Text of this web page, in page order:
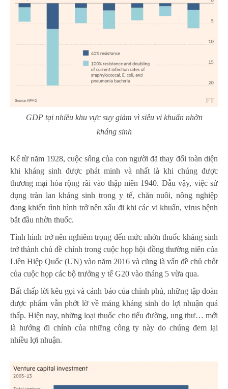
GDP tại nhiều khu vực suy giảm vì siêu vi khuẩn nhờn
kháng sinh
Kể từ năm 1928, cuộc sống của con người đã thay đổi toàn diện
khi kháng sinh được phát minh và nhất là khi chúng được
thương mại hóa rộng rãi vào thập niên 1940. Dẫu vậy, việc sử
dụng tràn lan kháng sinh trong y tế, chăn nuôi, nông nghiệp
đang khiến tình hình trở nên xấu đi khi các vi khuẩn, virus bệnh
bắt đầu nhờn thuốc.
Tình hình trở nên nghiêm trọng đến mức nhờn thuốc kháng sinh
trở thành chủ đề chính trong cuộc họp hội đồng thường niên của
Liên Hiệp Quốc (UN) vào năm 2016 và cũng là vấn đề chủ chốt
của cuộc họp các bộ trưởng y tế G20 vào tháng 5 vừa qua.
Bất chấp lời kêu gọi và cảnh báo của chính phủ, những tập đoàn
dược phẩm vẫn phớt lờ về mảng kháng sinh do lợi nhuận quá
thấp. Hiện nay, những loại thuốc cho tiểu đường, ung thư… mới
là hướng đi chính của những công ty này do chúng đem lại
nhiều lợi nhuận.